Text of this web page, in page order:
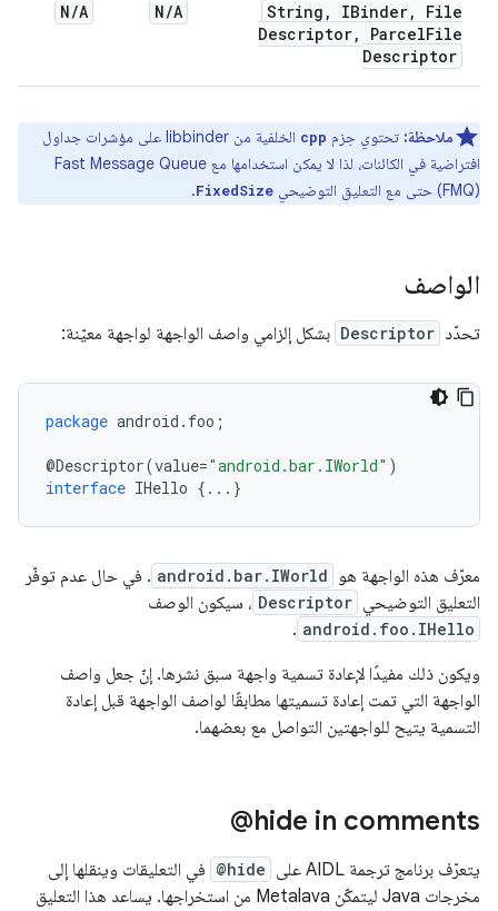
String , IBinder,
File
Descriptor, ParcelFile
Descriptor
N/A
N/A
ملاحظة: تحتوي حِزم cpp
الخلفية من libbinder على مؤشرات جداول
افتراضية في الكائنات، لذا لا يمكن استخدامها مع Fast Message Queue
(FMQ) حتى مع التعليق التوضيحي
FixedSize
.
الواصف
تحدّد Descriptor بشكل إلزامي واصف الواجهة لواجهة معيّنة:
package android . foo ;
@Descriptor(value="android.bar.IWorld" )
interface IHello { ... }
معرّف هذه الواجهة هو android.bar.IWorld . في حال عدم توفّر
التعليق التوضيحي Descriptor ، سيكون الوصف
android.foo.IHello
.
ويكون ذلك مفيدًا لإعادة تسمية واجهة سبق نشرها. إنّ جعل واصف
الواجهة التي تمت إعادة تسميتها مطابقًا لواصف الواجهة قبل إعادة
التسمية يتيح للواجهتين التواصل مع بعضهما.
‎@hide in comments
يتعرّف برنامج ترجمة AIDL على @hide في التعليقات وينقلها إلى
مخرجات Java ليتمكّن Metalava من استخراجها. يساعد هذا التعليق